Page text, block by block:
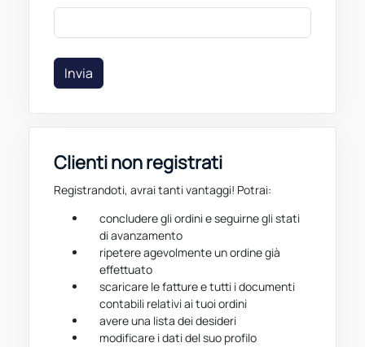
Invia
Clienti non registrati
Registrandoti, avrai tanti vantaggi! Potrai:
concludere gli ordini e seguirne gli stati
di avanzamento
ripetere agevolmente un ordine già
effettuato
scaricare le fatture e tutti i documenti
contabili relativi ai tuoi ordini
avere una lista dei desideri
modificare i dati del suo profilo